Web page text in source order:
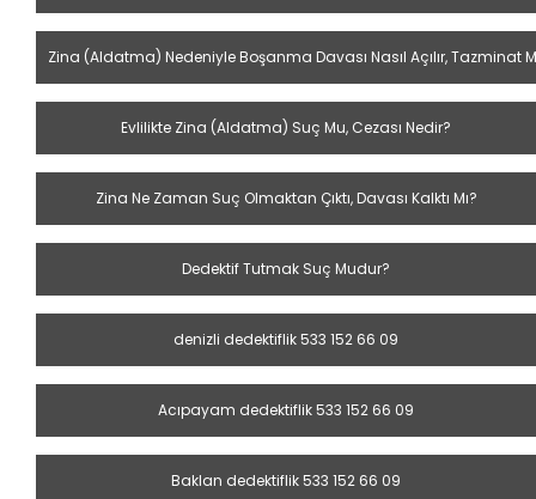
Zina (Aldatma) Nedeniyle Boşanma Davası Nasıl Açılır, Tazminat
Evlilikte Zina (Aldatma) Suç Mu, Cezası Nedir?
Zina Ne Zaman Suç Olmaktan Çıktı, Davası Kalktı Mı?
Dedektif Tutmak Suç Mudur?
denizli dedektiflik 533 152 66 09
Acıpayam dedektiflik 533 152 66 09
Baklan dedektiflik 533 152 66 09